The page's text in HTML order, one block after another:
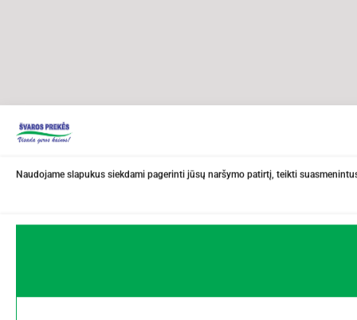
Naudojame slapukus siekdami pagerinti jūsų naršymo patirtį, teikti